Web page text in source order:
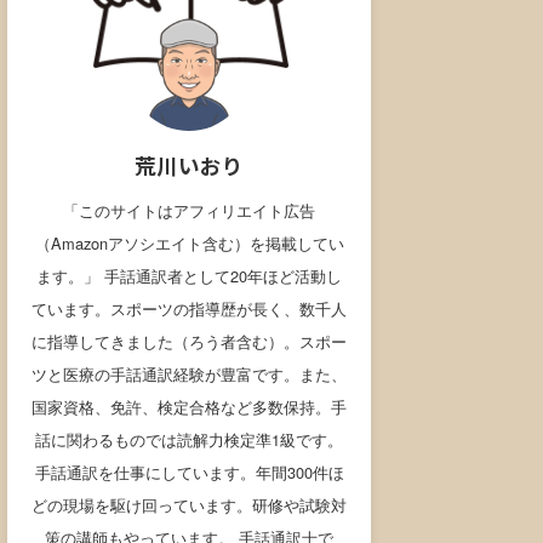
荒川いおり
「このサイトはアフィリエイト広告
（Amazonアソシエイト含む）を掲載してい
ます。」 手話通訳者として20年ほど活動し
ています。スポーツの指導歴が長く、数千人
に指導してきました（ろう者含む）。スポー
ツと医療の手話通訳経験が豊富です。また、
国家資格、免許、検定合格など多数保持。手
話に関わるものでは読解力検定準1級です。
手話通訳を仕事にしています。年間300件ほ
どの現場を駆け回っています。研修や試験対
策の講師もやっています。 手話通訳士で